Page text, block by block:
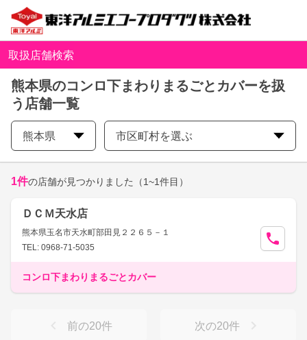
取扱店舗検索
熊本県のコンロ下まわりまるごとカバーを扱
う店舗一覧
熊本県 市区町村を選ぶ
1件の店舗が見つかりました （1~1件目）
ＤＣＭ天水店
熊本県玉名市天水町部田見２２６５－１
TEL: 0968-71-5035
コンロ下まわりまるごとカバー
前の20件 次の20件